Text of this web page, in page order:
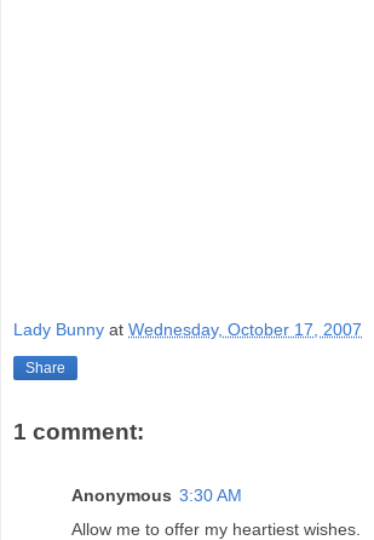
Lady Bunny at Wednesday, October 17, 2007
Share
1 comment:
Anonymous 3:30 AM
Allow me to offer my heartiest wishes.